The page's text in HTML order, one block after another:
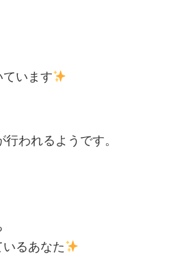
います
われるようです。
るあなた